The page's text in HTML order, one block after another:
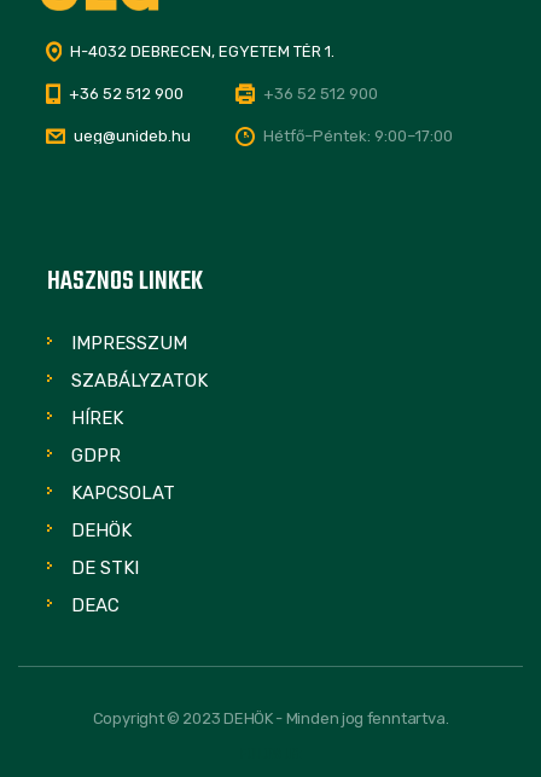
H-4032 DEBRECEN, EGYETEM TÉR 1.
+36 52 512 900 +36 52 512 900
ueg@unideb.hu Hétfő–Péntek: 9:00–17:00
HASZNOS LINKEK
IMPRESSZUM
SZABÁLYZATOK
HÍREK
GDPR
KAPCSOLAT
DEHÖK
DE STKI
DEAC
Copyright © 2023 DEHÖK - Minden jog fenntartva.